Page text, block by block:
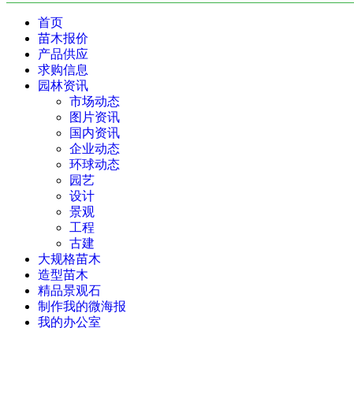
首页
苗木报价
产品供应
求购信息
园林资讯
市场动态
图片资讯
国内资讯
企业动态
环球动态
园艺
设计
景观
工程
古建
大规格苗木
造型苗木
精品景观石
制作我的微海报
我的办公室